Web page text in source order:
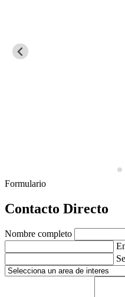
Formulario
Contacto Directo
Nombre completo